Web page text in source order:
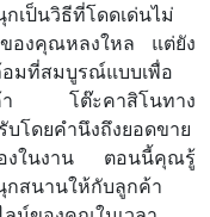
เป็นวิธีที่โดดเด่นไม่
องคุณหลงใหล แต่ยัง
มที่สมบูรณ์แบบเพื่อ
กค้า โต๊ะคาสิโนทาง
โดยคำนึงถึงยอดขาย
องในงาน ตอนนี้คุณรู้
กสนานให้กับลูกค้า